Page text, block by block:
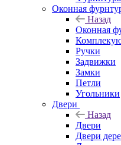
Оконная
Назад
Оконная
Ручки
Задвижки
Замки
Петли
Угольники
Двери
Назад
Двери
Двери